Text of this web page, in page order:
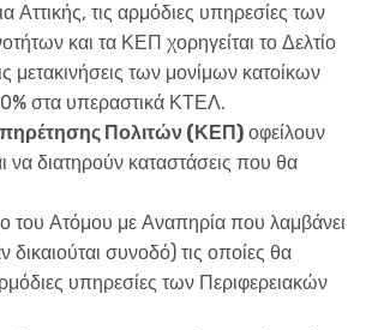
Αττικής, τις αρμόδιες υπηρεσίες των
και τα ΚΕΠ χορηγείται το Δελτίο
μετακινήσεις των μονίμων κατοίκων
στα υπεραστικά ΚΤΕΛ.
Πολιτών (ΚΕΠ) οφείλουν
να διατηρούν καταστάσεις που θα
του Ατόμου με Αναπηρία που λαμβάνει
δικαιούται συνοδό) τις οποίες θα
υπηρεσίες των Περιφερειακών